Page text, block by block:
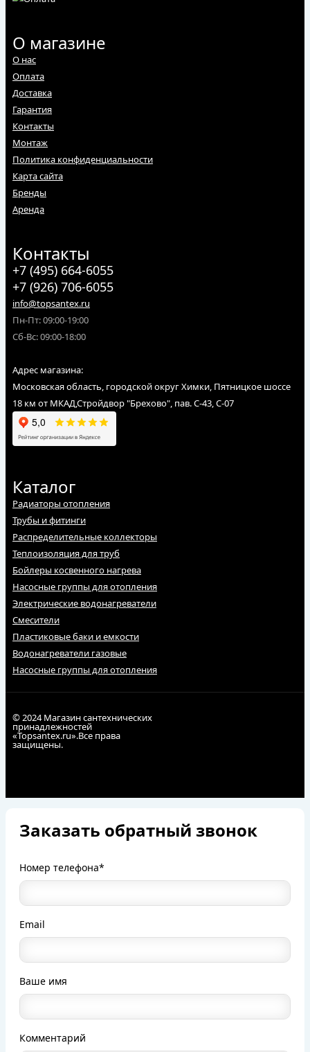
О магазине
О нас
Оплата
Доставка
Гарантия
Контакты
Монтаж
Политика конфиденциальности
Карта сайта
Бренды
Аренда
Контакты
+7 (495) 664-6055
+7 (926) 706-6055
info@topsantex.ru
Пн-Пт: 09:00-19:00
Сб-Вс: 09:00-18:00
Адрес магазина:
Московская область, городской округ Химки, Пятницкое шоссе
18 км от МКАД,Стройдвор "Брехово", пав. С-43, С-07
Каталог
Радиаторы отопления
Трубы и фитинги
Распределительные коллекторы
Теплоизоляция для труб
Бойлеры косвенного нагрева
Насосные группы для отопления
Электрические водонагреватели
Смесители
Пластиковые баки и емкости
Водонагреватели газовые
Насосные группы для отопления
© 2024 Магазин сантехнических
принадлежностей
«Topsantex.ru».Все права
защищены.
Заказать обратный звонок
Номер телефона*
Email
Ваше имя
Комментарий